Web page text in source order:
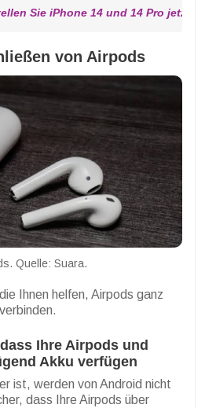
Sie iPhone 14 und 14 Pro jetzt
von Airpods
Quelle: Suara.
Ihnen helfen, Airpods ganz
Ihre Airpods und
Akku verfügen
ist, werden von Android nicht
dass Ihre Airpods über